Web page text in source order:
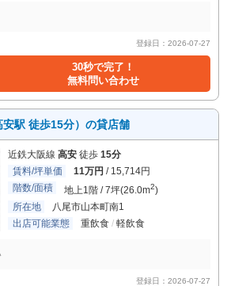
登録日：2026-07-27
30秒で完了！
無料問い合わせ
駅 徒歩15分）の貸店舗
近鉄大阪線 高安 徒歩 15分
賃料/坪単価
11万円 / 15,714円
階数/面積
地上1階 / 7坪(26.0m2)
所在地
八尾市山本町南1
出店可能業態
重飲食 軽飲食
登録日：2026-07-27